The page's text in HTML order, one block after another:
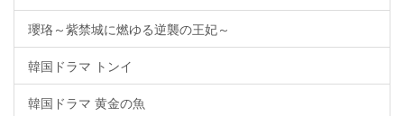
瓔珞～紫禁城に燃ゆる逆襲の王妃～
韓国ドラマ トンイ
韓国ドラマ 黄金の魚